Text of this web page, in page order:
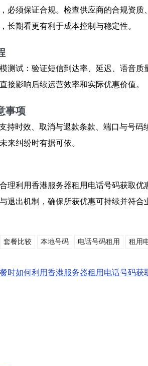
必须保证合规。检查供应商的合规资
长期看更有利于成本控制与稳定性。
测试：验证短信到达率、延迟、语音
接影响后续运营效率和实际优惠价值。
事项
持时效、取消与退款条款、端口与号
来纠纷时有据可依。
理利用香港服务器租用电话号码获取
退出机制，确保所获优惠可持续并符合
套餐比较 本地号码 电话号码租用 租用
时如何利用香港服务器租用电话号码获